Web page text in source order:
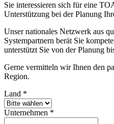
Sie interessieren sich für eine
Unterstützung bei der Planung
Unser nationales Netzwerk aus
Systempartnern berät Sie
unterstützt Sie von der Planung
Gerne vermitteln wir Ihnen den
Region.
Land *
Unternehmen *